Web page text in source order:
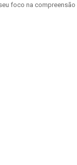
foco na compreensão